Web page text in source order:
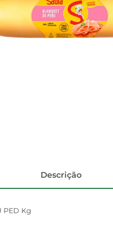
Descrição
PED Kg